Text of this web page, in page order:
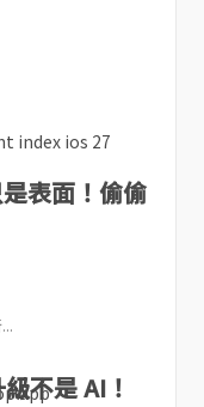
表面！偷偷
不是 AI！